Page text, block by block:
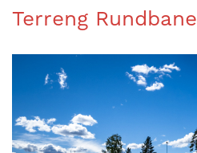
1910,
har
være
en
Terreng Rundbane